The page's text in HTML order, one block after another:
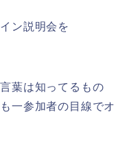
ン説明会を
葉は知ってるもの
一参加者の目線でオ